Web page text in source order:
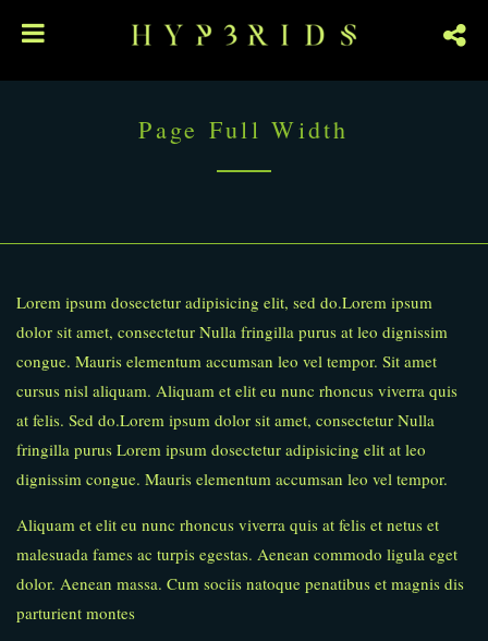
Page Full Width
Lorem ipsum dosectetur adipisicing elit, sed do.Lorem ipsum
dolor sit amet, consectetur Nulla fringilla purus at leo dignissim
congue. Mauris elementum accumsan leo vel tempor. Sit amet
cursus nisl aliquam. Aliquam et elit eu nunc rhoncus viverra quis
at felis. Sed do.Lorem ipsum dolor sit amet, consectetur Nulla
fringilla purus Lorem ipsum dosectetur adipisicing elit at leo
dignissim congue. Mauris elementum accumsan leo vel tempor.
Aliquam et elit eu nunc rhoncus viverra quis at felis et netus et
malesuada fames ac turpis egestas. Aenean commodo ligula eget
dolor. Aenean massa. Cum sociis natoque penatibus et magnis dis
parturient montes